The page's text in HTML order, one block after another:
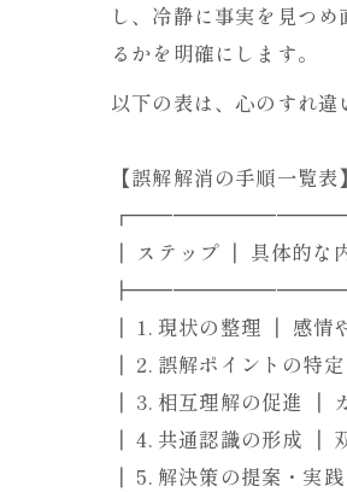
し、冷静に事実を見つ
るかを明確にします。
以下の表は、心のすれ違
【誤解解消の手順一覧表】
┃ ステップ ┃ 具体的な
┃ 1. 現状の整理 ┃ 感情
┃ 2. 誤解ポイントの特
┃ 3. 相互理解の促進 ┃
┃ 4. 共通認識の形成 ┃
┃ 5. 解決策の提案・実